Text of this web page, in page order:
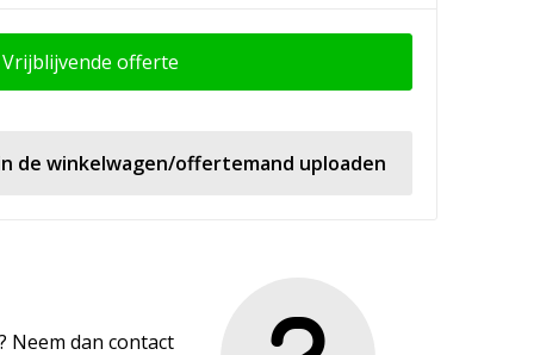
Vrijblijvende offerte
de winkelwagen/offertemand uploaden
Neem dan contact